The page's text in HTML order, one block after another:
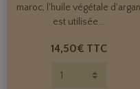
maroc, l'huile végétale d'argan
est utilisée...
14,50€ TTC